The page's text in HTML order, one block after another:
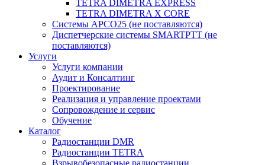
TETRA DIMETRA EXPRESS
TETRA DIMETRA X CORE
Системы APCO25 (не поставляются)
Диспетчерские системы SMARTPTT (не
поставляются)
Услуги
Услуги компании
Аудит и Консалтинг
Проектирование
Реализация и управление проектами
Сопровождение и сервис
Обучение
Каталог
Радиостанции DMR
Радиостанции TETRA
Взрывобезопасные радиостанции